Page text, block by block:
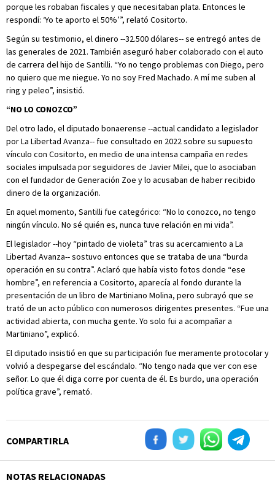
porque les robaban fiscales y que necesitaban plata. Entonces le
respondí: ‘Yo te aporto el 50%’”, relató Cositorto.
Según su testimonio, el dinero --32.500 dólares-- se entregó antes de
las generales de 2021. También aseguró haber colaborado con el auto
de carrera del hijo de Santilli. “Yo no tengo problemas con Diego, pero
no quiero que me niegue. Yo no soy Fred Machado. A mí me suben al
ring y peleo”, insistió.
“NO LO CONOZCO”
Del otro lado, el diputado bonaerense --actual candidato a legislador
por La Libertad Avanza-- fue consultado en 2022 sobre su supuesto
vínculo con Cositorto, en medio de una intensa campaña en redes
sociales impulsada por seguidores de Javier Milei, que lo asociaban
con el fundador de Generación Zoe y lo acusaban de haber recibido
dinero de la organización.
En aquel momento, Santilli fue categórico: “No lo conozco, no tengo
ningún vínculo. No sé quién es, nunca tuve relación en mi vida”.
El legislador --hoy “pintado de violeta” tras su acercamiento a La
Libertad Avanza-- sostuvo entonces que se trataba de una “burda
operación en su contra”. Aclaró que había visto fotos donde “ese
hombre”, en referencia a Cositorto, aparecía al fondo durante la
presentación de un libro de Martiniano Molina, pero subrayó que se
trató de un acto público con numerosos dirigentes presentes. “Fue una
actividad abierta, con mucha gente. Yo solo fui a acompañar a
Martiniano”, explicó.
El diputado insistió en que su participación fue meramente protocolar y
volvió a despegarse del escándalo. “No tengo nada que ver con ese
señor. Lo que él diga corre por cuenta de él. Es burdo, una operación
política grave”, remató.
COMPARTIRLA
NOTAS RELACIONADAS